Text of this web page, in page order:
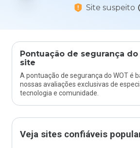
Site suspeito
Pontuação de segurança do
site
A pontuação de segurança do WOT é
nossas avaliações exclusivas de
tecnologia e comunidade.
Veja sites confiáveis